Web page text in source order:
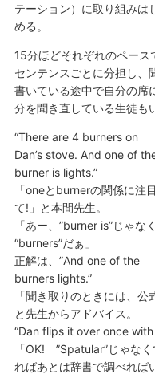
テーション）に取り組みは
める。
15分ほどそれぞれのペース
センテンスごとに分担し、
書いている途中で自分の
分を聞き直している生徒も
“There are 4 burners on
Dan’s stove. And one of
burner is lights.”
「oneとburnerの関係に注
て!」と本間先生。
「あー、”burner is”じゃな
“burners”だぁ」
正解は、”And one of the
burners lights.”
「聞き取りのときには、公
と先生からアドバイス。
“Dan flips it over once with
「OK! ”Spatular”じゃな
ればあとは辞書で調べれば